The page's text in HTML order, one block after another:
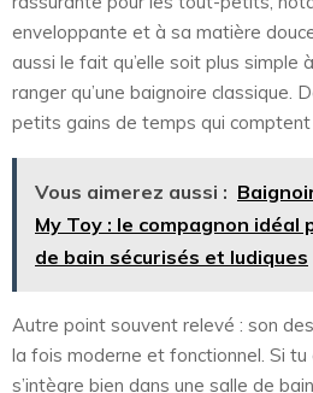
enveloppante et à sa matière
aussi le fait qu’elle soit plus simple
ranger qu’une baignoire classique.
petits gains de temps qui comptent
Vous aimerez aussi :
My Toy : le compagnon idéal
de bain sécurisés et ludiques
Autre point souvent relevé : son
la fois moderne et fonctionnel. Si tu
s’intègre bien dans une salle de